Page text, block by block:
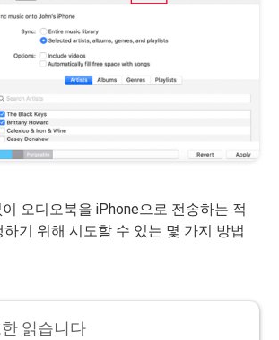
오디오북을 iPhone으로 전송하는 적
기 위해 시도할 수 있는 몇 가지 방법
읽습니다